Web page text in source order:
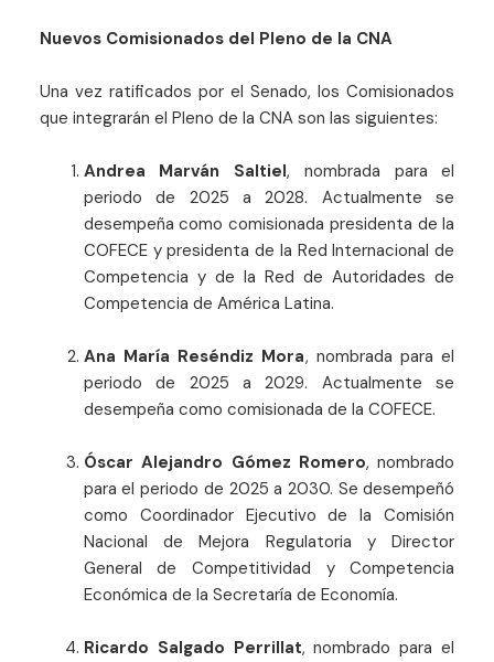
Nuevos Comisionados del Pleno de la CNA
Una vez ratificados por el Senado, los Comisionados
que integrarán el Pleno de la CNA son las siguientes:
Andrea Marván Saltiel, nombrada para el
periodo de 2025 a 2028. Actualmente se
desempeña como comisionada presidenta de la
COFECE y presidenta de la Red Internacional de
Competencia y de la Red de Autoridades de
Competencia de América Latina.
Ana María Reséndiz Mora, nombrada para el
periodo de 2025 a 2029. Actualmente se
desempeña como comisionada de la COFECE.
Óscar Alejandro Gómez Romero, nombrado
para el periodo de 2025 a 2030. Se desempeñó
como Coordinador Ejecutivo de la Comisión
Nacional de Mejora Regulatoria y Director
General de Competitividad y Competencia
Económica de la Secretaría de Economía.
Ricardo Salgado Perrillat, nombrado para el